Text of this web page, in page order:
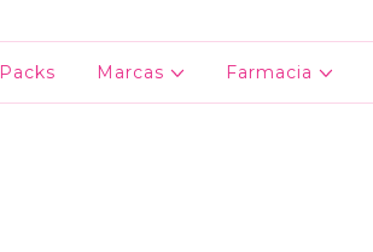
Packs Marcas Farmacia